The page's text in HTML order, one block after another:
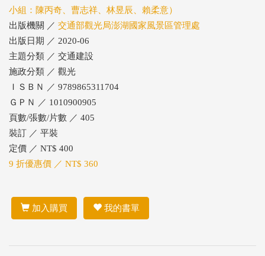
小組：陳丙奇、曹志祥、林昱辰、賴柔意）
出版機關 ／ 交通部觀光局澎湖國家風景區管理處
出版日期 ／ 2020-06
主題分類 ／ 交通建設
施政分類 ／ 觀光
ＩＳＢＮ ／ 9789865311704
ＧＰＮ ／ 1010900905
頁數/張數/片數 ／ 405
裝訂 ／ 平裝
定價 ／ NT$ 400
9 折優惠價 ／ NT$ 360
加入購買 我的書單